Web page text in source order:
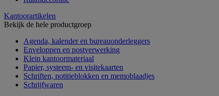
Kantoorartikelen
Bekijk de hele productgroep
Agenda, kalender en bureauonderleggers
Enveloppen en postverwerking
Klein kantoormateriaal
Papier, systeem- en visitekaarten
Schriften, notitieblokken en memoblaadjes
Schrijfwaren